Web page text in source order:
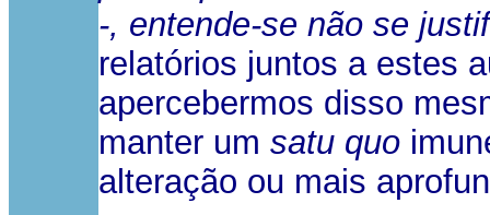
-, entende-se não se
relatórios juntos a estes
apercebermos disso
manter um satu quo
alteração ou mais